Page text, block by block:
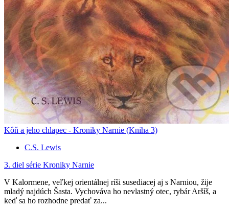
Kôň a jeho chlapec - Kroniky Narnie (Kniha 3)
C.S. Lewis
3. diel série Kroniky Narnie
V Kalormene, veľkej orientálnej ríši susediacej aj s Narniou, žije
mladý najdúch Šasta. Vychováva ho nevlastný otec, rybár Aršíš, a
keď sa ho rozhodne predať za...